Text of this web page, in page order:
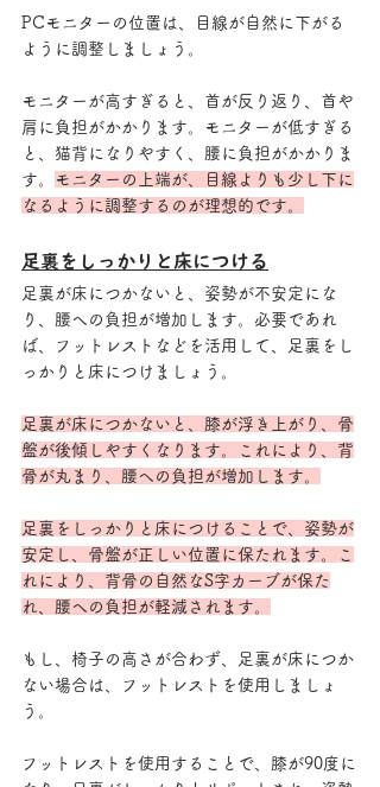
PCモニターの位置は、目線が自然に下がる
ように調整しましょう。
モニターが高すぎると、首が反り返り、首や
肩に負担がかかります。モニターが低すぎる
と、猫背になりやすく、腰に負担がかかりま
す。
モニターの上端が、目線よりも少し下に
なるように調整するのが理想的です。
足裏をしっかりと床につける
足裏が床につかないと、姿勢が不安定にな
り、腰への負担が増加します。必要であれ
ば、フットレストなどを活用して、足裏をし
っかりと床につけましょう。
足裏が床につかないと、膝が浮き上がり、骨
盤が後傾しやすくなります。これにより、背
骨が丸まり、腰への負担が増加します。
足裏をしっかりと床につけることで、姿勢が
安定し、骨盤が正しい位置に保たれます。こ
れにより、背骨の自然なS字カーブが保た
れ、腰への負担が軽減されます。
もし、椅子の高さが合わず、足裏が床につか
ない場合は、フットレストを使用しましょ
う。
フットレストを使用することで、膝が90度に